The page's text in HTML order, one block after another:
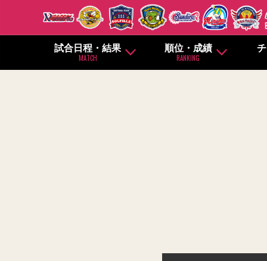
試合日程・結果
MATCH
順位・成績
RANKING